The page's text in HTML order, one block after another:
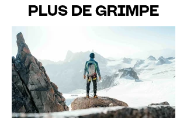
PLUS DE GRIMPE